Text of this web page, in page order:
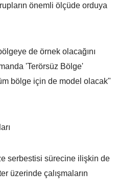
önemli ölçüde orduya
de örnek olacağını
'Terörsüz Bölge'
bölge için de model olacak"
serbestisi sürecine ilişkin de
üzerinde çalışmaların